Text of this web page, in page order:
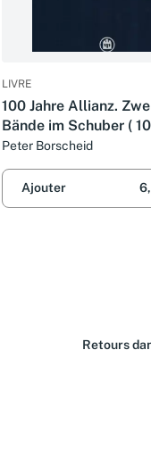
LIVRE
100 Jahre Allianz.
Bände im Schuber (
Jahre Allianz,
Festansprachen 9.
1990).
Peter Borscheid
Ajouter
Retours